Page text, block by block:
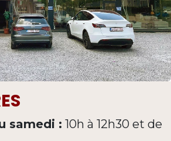
samedi : 10h à 12h30 et de